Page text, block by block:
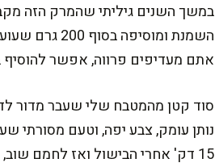
במשך השנים גיליתי שהמרק הזה
השמנת
אתם מעדיפים פרווה, אפשר להוסיף במקום שמנת 80-120 מ"ל קרם קוקוס, והוא
סוד קטן מהמטבח שלי שעבר מדור
נותן עומק, צבע יפה, וטעם מסורתי
15 דק' אחרי הבישול ואז לחמם שוב, הטעמים מתיישבים והוא נהיה עוד יותר מנחם.